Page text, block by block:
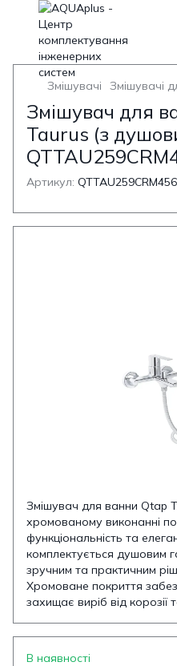
Змішувачі Змішувачі
Змішувач для
Taurus (з
Артикул:
Змішувач для ванни Qtap
хромованому виконанні
функціональність та
комплектується душовим
зручним та практичним
Хромоване покриття
захищає виріб від корозії
В наявності